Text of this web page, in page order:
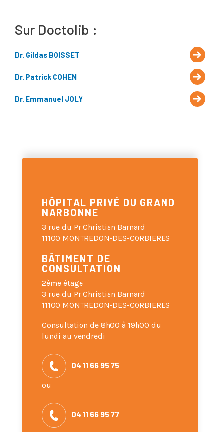
Sur Doctolib :
Dr. Gildas BOISSET
Dr. Patrick COHEN
Dr. Emmanuel JOLY
Conteneur_groupe
Goupe
HÔPITAL PRIVÉ DU GRAND
NARBONNE
3 rue du Pr Christian Barnard
11100 MONTREDON-DES-CORBIERES
BÂTIMENT DE
CONSULTATION
2ème étage
3 rue du Pr Christian Barnard
11100 MONTREDON-DES-CORBIERES
Consultation de 8h00 à 19h00 du
lundi au vendredi
04 11 66 95 75
ou
04 11 66 95 77